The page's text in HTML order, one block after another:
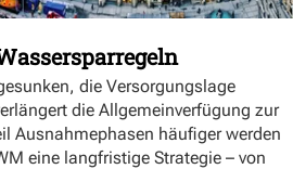
die Versorgungslage
die Allgemeinverfügung zur
Ausnahmephasen häufiger werden
eine langfristige Strategie – von